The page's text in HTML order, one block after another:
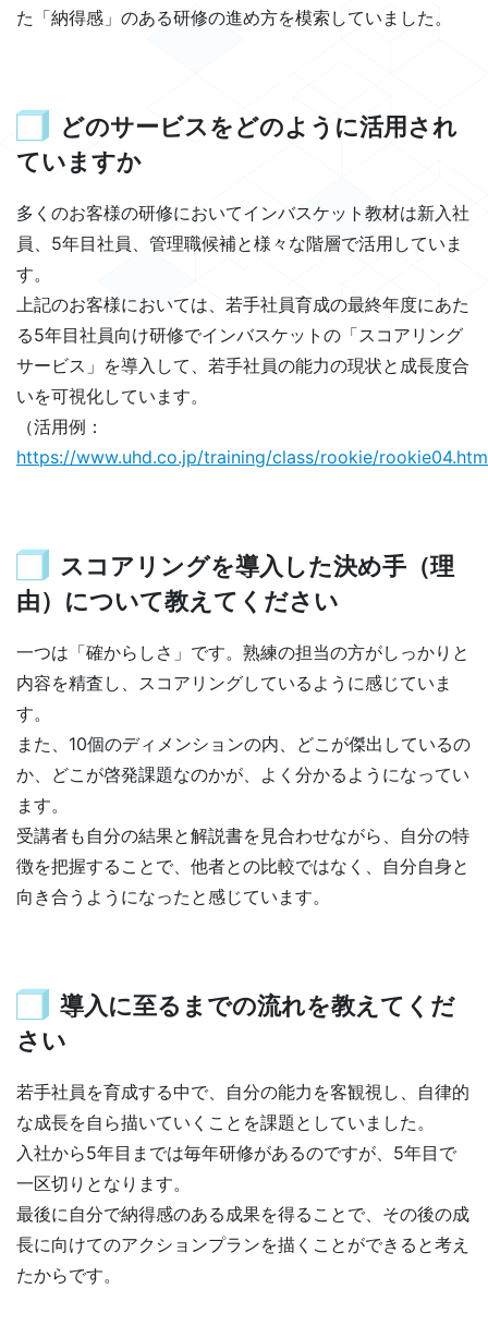
た「納得感」のある研修の進め方を模索していました。
どのサービスをどのように活用され
ていますか
多くのお客様の研修においてインバスケット教材は新入社
員、5年目社員、管理職候補と様々な階層で活用していま
す。
上記のお客様においては、若手社員育成の最終年度にあた
る5年目社員向け研修でインバスケットの「スコアリング
サービス」を導入して、若手社員の能力の現状と成長度合
いを可視化しています。
（活用例：
https://www.uhd.co.jp/training/class/rookie/
スコアリングを導入した決め手（理
由）について教えてください
一つは「確からしさ」です。熟練の担当の方がしっかりと
内容を精査し、スコアリングしているように感じていま
す。
また、10個のディメンションの内、どこが傑出しているの
か、どこが啓発課題なのかが、よく分かるようになってい
ます。
受講者も自分の結果と解説書を見合わせながら、自分の特
徴を把握することで、他者との比較ではなく、自分自身と
向き合うようになったと感じています。
導入に至るまでの流れを教えてくだ
さい
若手社員を育成する中で、自分の能力を客観視し、自律的
な成長を自ら描いていくことを課題としていました。
入社から5年目までは毎年研修があるのですが、5年目で
一区切りとなります。
最後に自分で納得感のある成果を得ることで、その後の成
長に向けてのアクションプランを描くことができると考え
たからです。